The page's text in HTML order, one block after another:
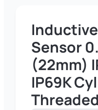
Sensor
(22mm)
IP69K